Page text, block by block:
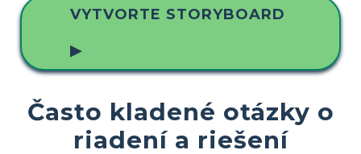
VYTVORTE STORYBOARD
▶
Často kladené otázky o
riadení a riešení